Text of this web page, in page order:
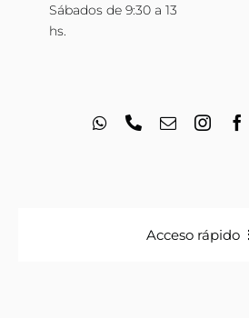
Sábados de 9:30 a 13
hs.
Acceso rápido